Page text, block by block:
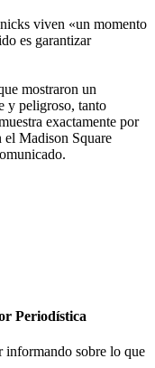
viven «un momento
es garantizar
mostraron un
y peligroso, tanto
exactamente por
el Madison Square
Periodística
informando sobre lo que